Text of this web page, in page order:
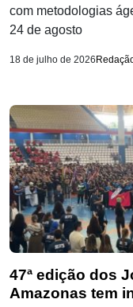
com metodologias
24 de agosto
18 de julho de 2026
47ª edição dos
Amazonas tem